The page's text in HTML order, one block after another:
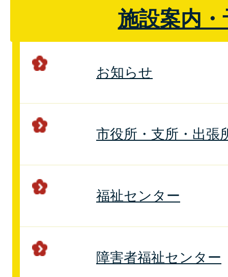
施設案内・
お知らせ
市役所・支所・出張
福祉センター
障害者福祉センター